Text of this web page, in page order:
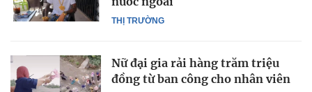
THỊ TRƯỜNG
Nữ đại gia rải hàng trăm triệu
đồng từ ban công cho nhân viên